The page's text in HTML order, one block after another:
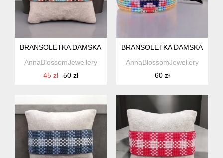
BRANSOLETKA DAMSKA Z KORALIKÓW W STYLU BOHO
AnnaBlossomJewellery
45 zł
50 zł
BRANSOLETKA DAMSKA Z
AnnaBlossomJewellery
60 zł